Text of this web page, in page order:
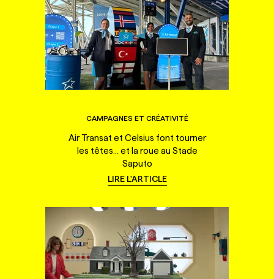
CAMPAGNES ET CRÉATIVITÉ
Air Transat et Celsius font tourner
les têtes... et la roue au Stade
Saputo
LIRE L'ARTICLE